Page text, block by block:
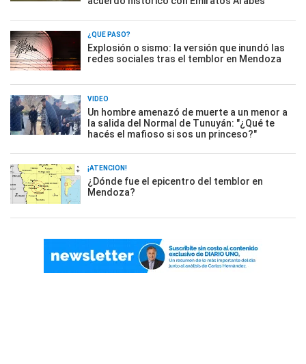
¿QUÉ PASÓ?
Explosión o sismo: la versión que inundó las
redes sociales tras el temblor en Mendoza
VIDEO
Un hombre amenazó de muerte a un menor a
la salida del Normal de Tunuyán: "¿Qué te
hacés el mafioso si sos un princeso?"
¡ATENCIÓN!
¿Dónde fue el epicentro del temblor en
Mendoza?